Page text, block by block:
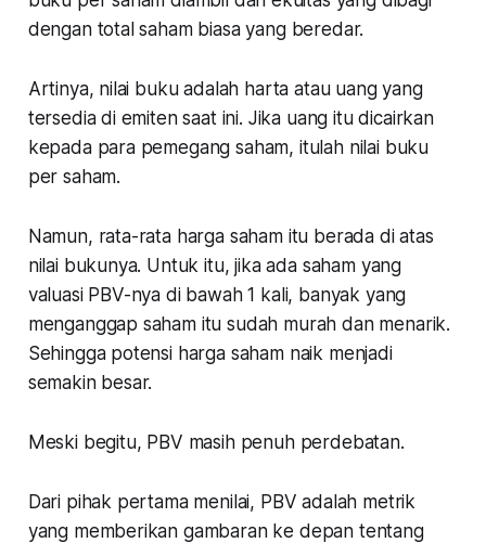
dengan total saham biasa yang beredar.
Artinya, nilai buku adalah harta atau uang yang
tersedia di emiten saat ini. Jika uang itu dicairkan
kepada para pemegang saham, itulah nilai buku
per saham.
Namun, rata-rata harga saham itu berada di atas
nilai bukunya. Untuk itu, jika ada saham yang
valuasi PBV-nya di bawah 1 kali, banyak yang
menganggap saham itu sudah murah dan menarik.
Sehingga potensi harga saham naik menjadi
semakin besar.
Meski begitu, PBV masih penuh perdebatan.
Dari pihak pertama menilai, PBV adalah metrik
yang memberikan gambaran ke depan tentang